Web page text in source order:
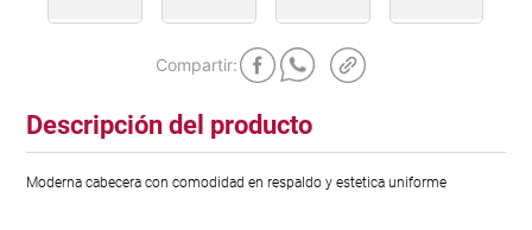
Descripción del producto
Moderna cabecera con comodidad en respaldo y estetica uniforme